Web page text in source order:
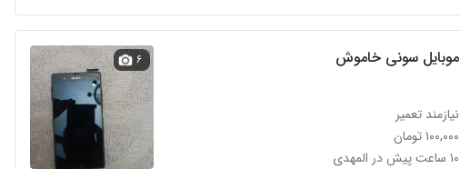
موبایل سونی خاموش
نیازمند تعمیر
۱۰۰,۰۰۰ تومان
۱۰ ساعت پیش در المهدی
۶